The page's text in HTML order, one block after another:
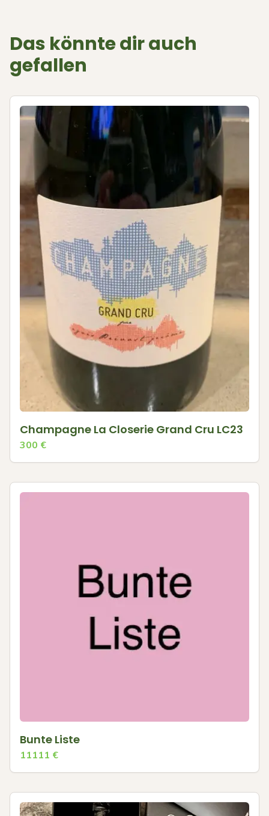
Das könnte dir auch
gefallen
Champagne La Closerie Grand Cru LC23
300 €
Bunte Liste
11111 €